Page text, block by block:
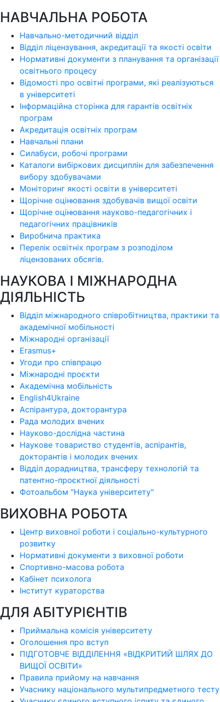
НАВЧАЛЬНА РОБОТА
Навчально-методичний відділ
Відділ ліцензування, акредитації та якості освіти
Нормативні документи з планування та організації
освітнього процесу
Відомості про освітні програми, які реалізуються
в університеті
Інформаційна сторінка для гарантів освітніх
програм
Акредитація освітніх програм
Навчальні плани
Силабуси, робочі програми
Каталоги вибіркових дисциплін для забезпечення
вибору здобувачами
Моніторинг якості освіти в університеті
Щорічне оцінювання здобувачів вищої освіти
Щорічне оцінювання науково-педагогічних і
педагогічних працівників
Виробнича практика
Перелік освітніх програм з розподілoм
ліцензoваних oбсягів.
НАУКОВА І МІЖНАРОДНА
ДІЯЛЬНІСТЬ
Відділ міжнародного співробітництва, практики та
академічної мобільності
Міжнародні організації
Erasmus+
Угоди про співпрацю
Міжнародні проєкти
Академічна мобільність
English4Ukraine
Аспірантура, докторантура
Рада молодих вчених
Науково-дослідна частина
Наукове товариство студентів, аспірантів,
докторантів і молодих вчених
Відділ дорадництва, трансферу технологій та
патентно-проєктної діяльності
Фотоальбом "Наука університету"
ВИХОВНА РОБОТА
Центр виховної роботи і соціально-культурного
розвитку
Нормативні документи з виховної роботи
Спортивно-масова робота
Кабінет психолога
Інститут кураторства
ДЛЯ АБІТУРІЄНТІВ
Приймальна комісія університету
Оголошення про вступ
ПІДГОТОВЧЕ ВІДДІЛЕННЯ «ВІДКРИТИЙ ШЛЯХ ДО
ВИЩОЇ ОСВІТИ»
Правила прийому на навчання
Учаснику національного мультипредметного тесту